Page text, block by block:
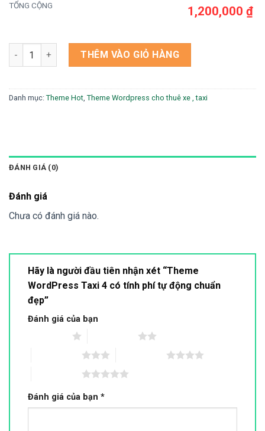
TỔNG CỘNG 1,200,000 ₫
Theme WordPress Taxi 4 có tính phí tự động chuẩn đẹp số
THÊM VÀO GIỎ HÀNG
Danh mục: Theme Hot, Theme Wordpress cho thuê xe , taxi
ĐÁNH GIÁ (0)
Đánh giá
Chưa có đánh giá nào.
Hãy là người đầu tiên nhận xét “Theme
WordPress Taxi 4 có tính phí tự động chuẩn
đẹp”
Đánh giá của bạn
Đánh giá của bạn *